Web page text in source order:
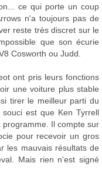
ce qui porte un coup
n'a toujours pas de
reste très discret sur le
que son écurie
Cosworth ou Judd.
ont pris leurs fonctions
une voiture plus stable
tirer le meilleur parti du
est que Ken Tyrrell
Il compte sur
pour recevoir un gros
les mauvais résultats de
Mais rien n'est signé